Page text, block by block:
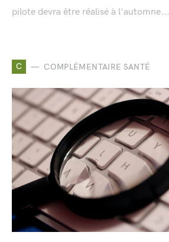
pilote devra être réalisé à l'automne...
C COMPLÉMENTAIRE SANTÉ